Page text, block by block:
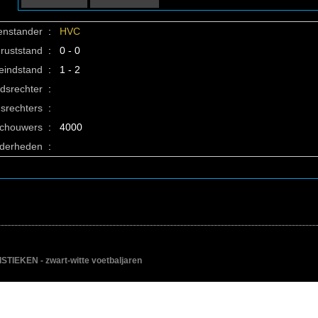
:
HVC
ruststand
:
0 - 0
:
1 - 2
:
:
:
4000
:
- zwart-witte voetbaljaren